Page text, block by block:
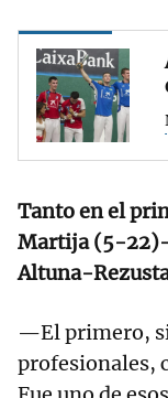
Tanto en el
Martija (5-
Altuna-
—El primero,
profesionales,